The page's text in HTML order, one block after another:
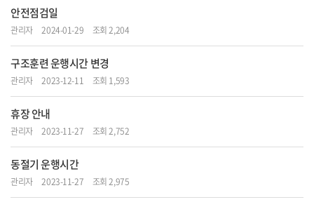
안전점검일
관리자 2024-01-29 조회 2,204
구조훈련 운행시간 변경
관리자 2023-12-11 조회 1,593
휴장 안내
관리자 2023-11-27 조회 2,752
동절기 운행시간
관리자 2023-11-27 조회 2,975